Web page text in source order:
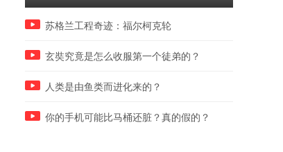
08:20
中俄，美要使用战术核弹
乌：朝鲜导弹要入俄！普京
苏格兰工程奇迹：福尔柯克轮
玄奘究竟是怎么收服第一个徒弟的？
人类是由鱼类而进化来的？
你的手机可能比马桶还脏？真的假的？